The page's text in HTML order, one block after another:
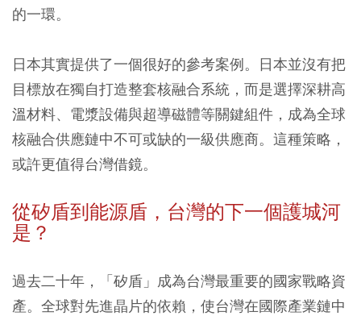
的一環。
日本其實提供了一個很好的參考案例。日本並沒有把
目標放在獨自打造整套核融合系統，而是選擇深耕高
溫材料、電漿設備與超導磁體等關鍵組件，成為全球
核融合供應鏈中不可或缺的一級供應商。這種策略，
或許更值得台灣借鏡。
從矽盾到能源盾，台灣的下一個護城河
是？
過去二十年，「矽盾」成為台灣最重要的國家戰略資
產。全球對先進晶片的依賴，使台灣在國際產業鏈中